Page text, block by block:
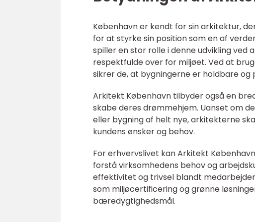
København er kendt for sin arkitektur,
for at styrke sin position som en af
spiller en stor rolle i denne udvikling
respektfulde over for miljøet. Ved at
sikrer de, at bygningerne er holdbare og
Arkitekt København tilbyder også en
skabe deres drømmehjem. Uanset om
eller bygning af helt nye, arkitekterne
kundens ønsker og behov.
For erhvervslivet kan Arkitekt
forstå virksomhedens behov og
effektivitet og trivsel blandt
som miljøcertificering og grønne
bæredygtighedsmål.